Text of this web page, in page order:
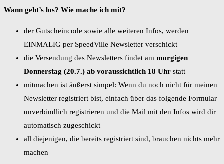
Wann geht’s los? Wie mache ich mit?
der Gutscheincode sowie alle weiteren Infos, werden
EINMALIG per SpeedVille Newsletter verschickt
die Versendung des Newsletters findet am morgigen
Donnerstag (20.7.) ab voraussichtlich 18 Uhr statt
mitmachen ist äußerst simpel: Wenn du noch nicht für meinen
Newsletter registriert bist, einfach über das folgende Formular
unverbindlich registrieren und die Mail mit den Infos wird dir
automatisch zugeschickt
all diejenigen, die bereits registriert sind, brauchen nichts mehr
machen